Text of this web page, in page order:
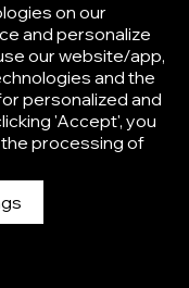
on our
and personalize
our website/app,
and the
personalized and
'Accept', you
processing of